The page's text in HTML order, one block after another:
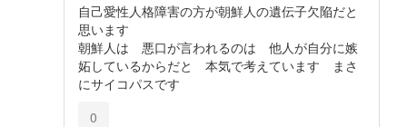
自己愛性人格障害の方が朝鮮人の遺伝子欠陥だと
思います
朝鮮人は 悪口が言われるのは 他人が自分に嫉
妬しているからだと 本気で考えています まさ
にサイコパスです
0